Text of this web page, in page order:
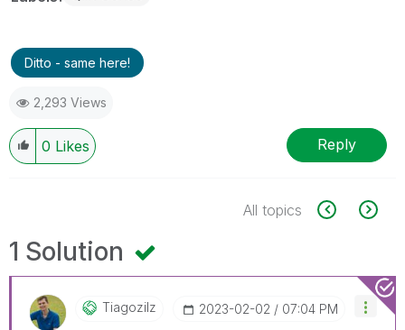
Ditto - same here!
2,293 Views
0 Likes Reply
All topics
1 Solution
Tiagozilz ‎2023-02-02 07:04 PM